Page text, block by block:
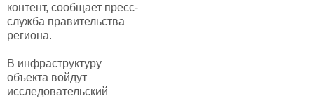
контент, сообщает пресс-
служба правительства
региона.
В инфраструктуру
объекта войдут
исследовательский